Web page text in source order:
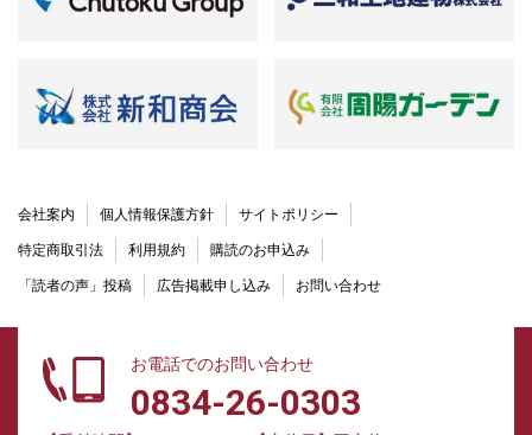
会社案内 個人情報保護方針 サイトポリシー
特定商取引法 利用規約 購読のお申込み
「読者の声」投稿 広告掲載申し込み お問い合わせ
お電話でのお問い合わせ
0834-26-0303